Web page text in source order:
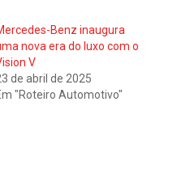
Benz inaugura
nova era do luxo com o
V
de abril de 2025
"Roteiro Automotivo"